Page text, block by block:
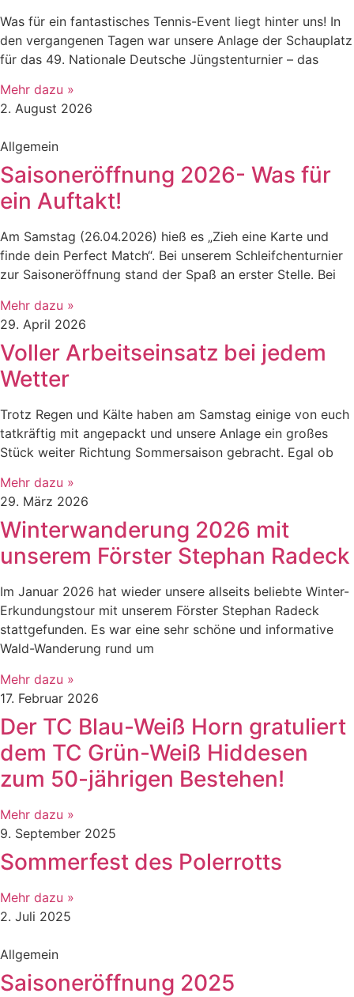
​Was für ein fantastisches Tennis-Event liegt hinter uns! In
den vergangenen Tagen war unsere Anlage der Schauplatz
für das 49. Nationale Deutsche Jüngstenturnier – das
Mehr dazu »
2. August 2026
Allgemein
Saisoneröffnung 2026- Was für
ein Auftakt!
Am Samstag (26.04.2026) hieß es „Zieh eine Karte und
finde dein Perfect Match“. Bei unserem Schleifchenturnier
zur Saisoneröffnung stand der Spaß an erster Stelle. Bei
Mehr dazu »
29. April 2026
Voller Arbeitseinsatz bei jedem
Wetter
Trotz Regen und Kälte haben am Samstag einige von euch
tatkräftig mit angepackt und unsere Anlage ein großes
Stück weiter Richtung Sommersaison gebracht. Egal ob
Mehr dazu »
29. März 2026
Winterwanderung 2026 mit
unserem Förster Stephan Radeck
Im Januar 2026 hat wieder unsere allseits beliebte Winter-
Erkundungstour mit unserem Förster Stephan Radeck
stattgefunden. Es war eine sehr schöne und informative
Wald-Wanderung rund um
Mehr dazu »
17. Februar 2026
Der TC Blau-Weiß Horn gratuliert
dem TC Grün-Weiß Hiddesen
zum 50-jährigen Bestehen!
Mehr dazu »
9. September 2025
Sommerfest des Polerrotts
Mehr dazu »
2. Juli 2025
Allgemein
Saisoneröffnung 2025